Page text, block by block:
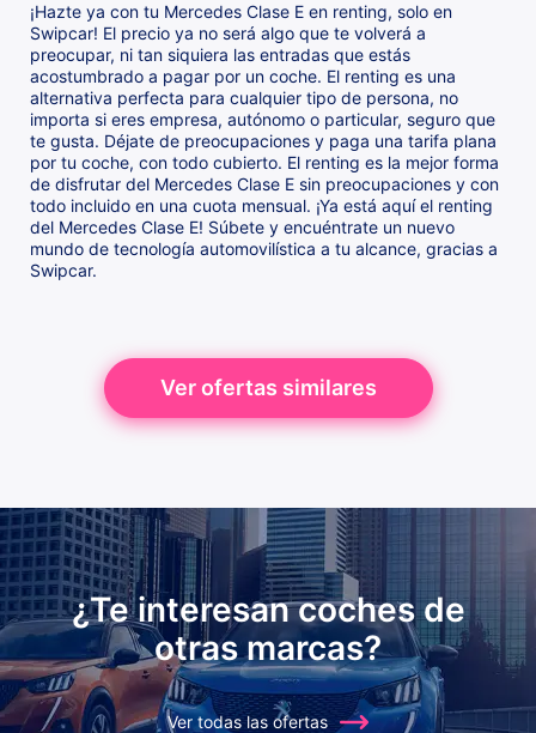
¡Hazte ya con tu Mercedes Clase E en renting, solo en
Swipcar! El precio ya no será algo que te volverá a
preocupar, ni tan siquiera las entradas que estás
acostumbrado a pagar por un coche. El renting es una
alternativa perfecta para cualquier tipo de persona, no
importa si eres empresa, autónomo o particular, seguro que
te gusta. Déjate de preocupaciones y paga una tarifa plana
por tu coche, con todo cubierto. El renting es la mejor forma
de disfrutar del Mercedes Clase E sin preocupaciones y con
todo incluido en una cuota mensual. ¡Ya está aquí el renting
del Mercedes Clase E! Súbete y encuéntrate un nuevo
mundo de tecnología automovilística a tu alcance, gracias a
Swipcar.
Ver ofertas similares
¿Te interesan coches de
otras marcas?
Ver todas las ofertas